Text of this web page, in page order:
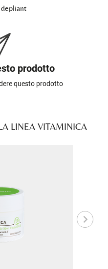
prodotto
questo prodotto
LINEA VITAMINICA